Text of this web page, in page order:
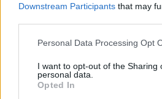
Downstream Participants that may
Personal Data Processing Opt
I want to opt-out of the Sharing
personal data.
Opted In
fosforu z jednotlivých zdrojů
to
problém
a tehdy je toho fosforu nejvíc.
kaly nečistot leží za nízkého